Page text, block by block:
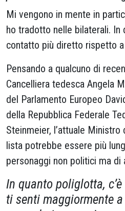
Mi vengono in mente in
ho tradotto nelle bilaterali. In
contatto più diretto rispetto
Pensando a qualcuno di
Cancelliera tedesca Angela
del Parlamento Europeo
della Repubblica Federale
Steinmeier, l’attuale Ministro
lista potrebbe essere più
personaggi non politici ma di
In quanto poliglotta,
ti senti maggiormente